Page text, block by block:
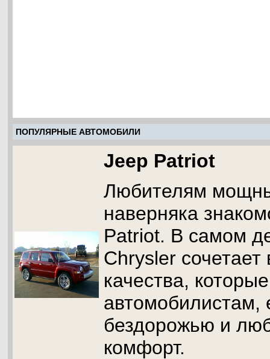
ПОПУЛЯРНЫЕ АВТОМОБИЛИ
Jeep Patriot
Любителям
наверняка
Patriot. В самом
Chrysler сочетает
качества,
автомобилистам,
бездорожью и
комфорт.